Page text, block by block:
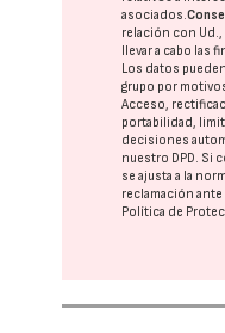
asociados.
relación con Ud.,
llevar a cabo las
Los datos
grupo por
Acceso,
portabilidad,
decisiones
nuestro DPD. Si
se ajusta a la
reclamación
Política de